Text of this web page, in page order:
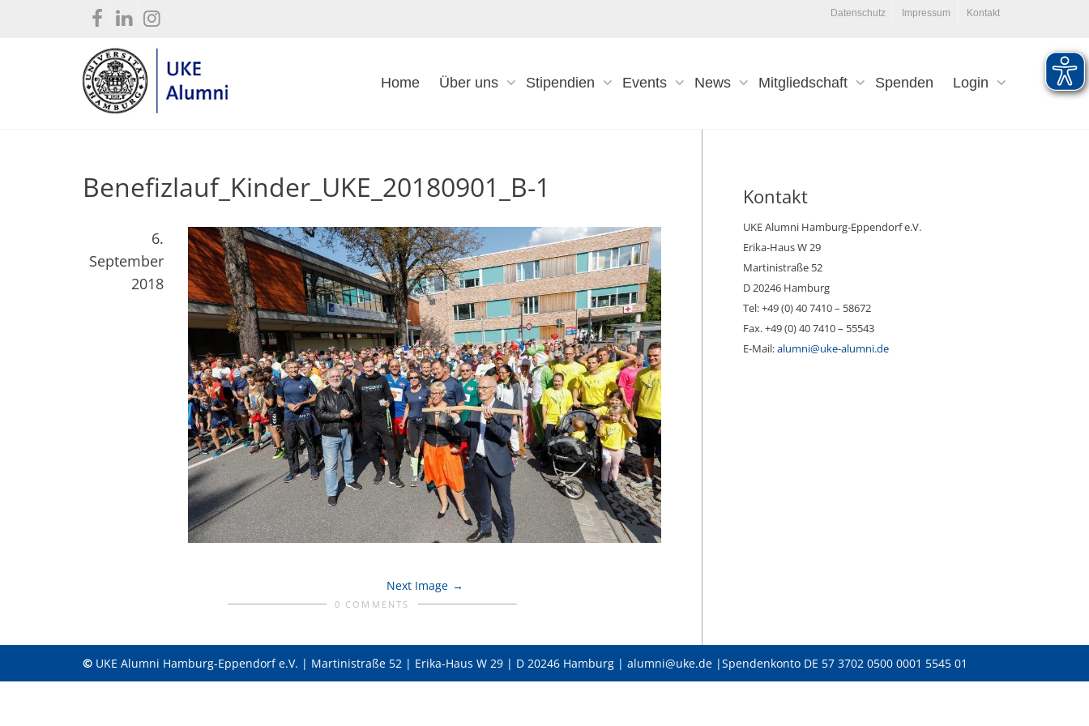
Datenschutz Impressum Kontakt
Home Über uns Stipendien Events News Mitgliedschaft Spenden Login
Benefizlauf_Kinder_UKE_20180901_B-1
6.
September
2018
Next Image
0 COMMENTS
Kontakt
UKE Alumni Hamburg-Eppendorf e.V.
Erika-Haus W 29
Martinistraße 52
D 20246 Hamburg
Tel: +49 (0) 40 7410 – 58672
Fax. +49 (0) 40 7410 – 55543
E-Mail:alumni@uke-alumni.de
© UKE Alumni Hamburg-Eppendorf e.V. | Martinistraße 52 | Erika-Haus W 29 | D 20246 Hamburg | alumni@uke.de |Spendenkonto DE 57 3702 0500 0001 5545 01